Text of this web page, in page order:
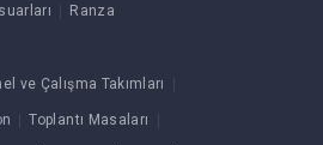
Ranza
ve Çalışma Takımları
Toplantı Masaları